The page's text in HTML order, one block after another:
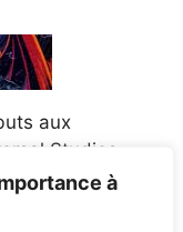
à
aux
Studios